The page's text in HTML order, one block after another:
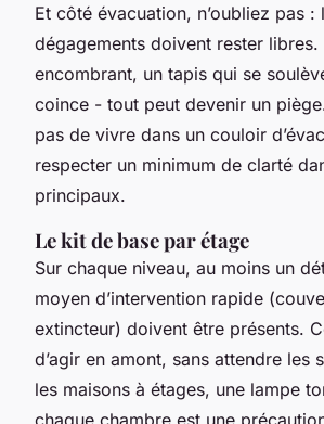
Et côté évacuation, n’oubliez pas :
dégagements doivent rester
encombrant, un tapis qui se
coince - tout peut devenir un piège.
pas de vivre dans un couloir
respecter un minimum de clarté
principaux.
Le kit de base par étage
Sur chaque niveau, au moins un
moyen d’intervention rapide
extincteur) doivent être présents.
d’agir en amont, sans attendre les
les maisons à étages, une lampe
chaque chambre est une